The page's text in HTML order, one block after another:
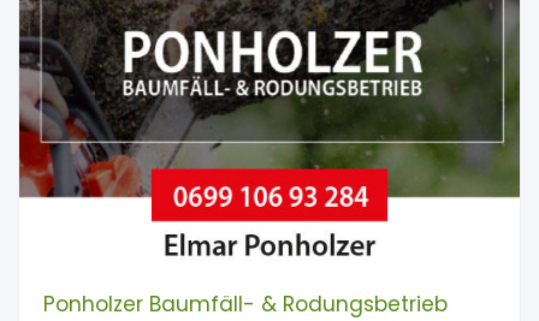
Ponholzer Baumfäll- & Rodungsbetrieb